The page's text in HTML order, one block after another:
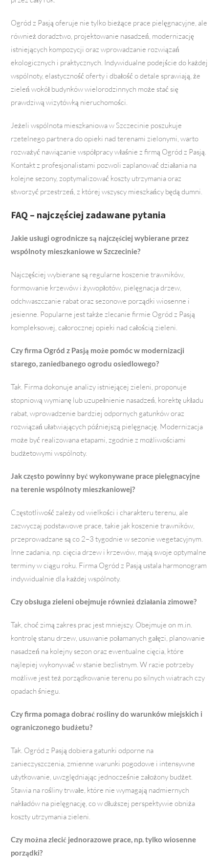
Ogród z Pasją oferuje nie tylko bieżące prace pielęgnacyjne, ale
również doradztwo, projektowanie nasadzeń, modernizację
istniejących kompozycji oraz wprowadzanie rozwiązań
ekologicznych i praktycznych. Indywidualne podejście do każdej
wspólnoty, elastyczność oferty i dbałość o detale sprawiają, że
zieleń wokół budynków wielorodzinnych może stać się
prawdziwą wizytówką nieruchomości.
Jeżeli wspólnota mieszkaniowa w Szczecinie poszukuje
rzetelnego partnera do opieki nad terenami zielonymi, warto
rozważyć nawiązanie współpracy właśnie z firmą Ogród z Pasją.
Kontakt z profesjonalistami pozwoli zaplanować działania na
kolejne sezony, zoptymalizować koszty utrzymania oraz
stworzyć przestrzeń, z której wszyscy mieszkańcy będą dumni.
FAQ – najczęściej zadawane pytania
Jakie usługi ogrodnicze są najczęściej wybierane przez
wspólnoty mieszkaniowe w Szczecinie?
Najczęściej wybierane są regularne koszenie trawników,
formowanie krzewów i żywopłotów, pielęgnacja drzew,
odchwaszczanie rabat oraz sezonowe porządki wiosenne i
jesienne. Popularne jest także zlecanie firmie Ogród z Pasją
kompleksowej, całorocznej opieki nad całością zieleni.
Czy firma Ogród z Pasją może pomóc w modernizacji
starego, zaniedbanego ogrodu osiedlowego?
Tak. Firma dokonuje analizy istniejącej zieleni, proponuje
stopniową wymianę lub uzupełnienie nasadzeń, korektę układu
rabat, wprowadzenie bardziej odpornych gatunków oraz
rozwiązań ułatwiających późniejszą pielęgnację. Modernizacja
może być realizowana etapami, zgodnie z możliwościami
budżetowymi wspólnoty.
Jak często powinny być wykonywane prace pielęgnacyjne
na terenie wspólnoty mieszkaniowej?
Częstotliwość zależy od wielkości i charakteru terenu, ale
zazwyczaj podstawowe prace, takie jak koszenie trawników,
przeprowadzane są co 2–3 tygodnie w sezonie wegetacyjnym.
Inne zadania, np. cięcia drzew i krzewów, mają swoje optymalne
terminy w ciągu roku. Firma Ogród z Pasją ustala harmonogram
indywidualnie dla każdej wspólnoty.
Czy obsługa zieleni obejmuje również działania zimowe?
Tak, choć zimą zakres prac jest mniejszy. Obejmuje on m.in.
kontrolę stanu drzew, usuwanie połamanych gałęzi, planowanie
nasadzeń na kolejny sezon oraz ewentualne cięcia, które
najlepiej wykonywać w stanie bezlistnym. W razie potrzeby
możliwe jest też porządkowanie terenu po silnych wiatrach czy
opadach śniegu.
Czy firma pomaga dobrać rośliny do warunków miejskich i
ograniczonego budżetu?
Tak. Ogród z Pasją dobiera gatunki odporne na
zanieczyszczenia, zmienne warunki pogodowe i intensywne
użytkowanie, uwzględniając jednocześnie założony budżet.
Stawia na rośliny trwałe, które nie wymagają nadmiernych
nakładów na pielęgnację, co w dłuższej perspektywie obniża
koszty utrzymania zieleni.
Czy można zlecić jednorazowe prace, np. tylko wiosenne
porządki?